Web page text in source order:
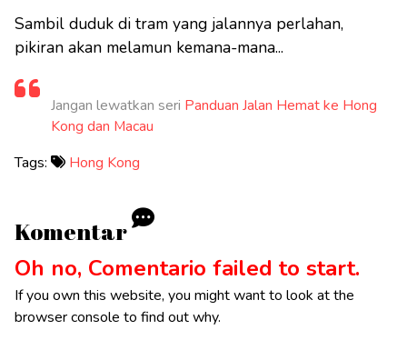
Sambil duduk di tram yang jalannya perlahan,
pikiran akan melamun kemana-mana...
Jangan lewatkan seri Panduan Jalan Hemat ke Hong
Kong dan Macau
Tags:
Hong Kong
Komentar
Oh no, Comentario failed to start.
If you own this website, you might want to look at the
browser console to find out why.